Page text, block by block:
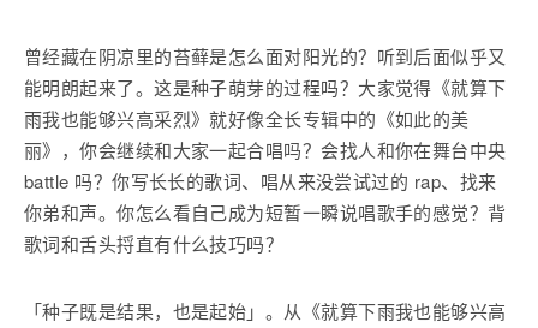
曾经藏在阴凉里的苔藓是怎么面对阳光的？听到后面似乎又
能明朗起来了。这是种子萌芽的过程吗？大家觉得《就算下
雨我也能够兴高采烈》就好像全长专辑中的《如此的美
丽》，你会继续和大家一起合唱吗？会找人和你在舞台中央
battle 吗？你写长长的歌词、唱从来没尝试过的 rap、找来
你弟和声。你怎么看自己成为短暂一瞬说唱歌手的感觉？背
歌词和舌头捋直有什么技巧吗？
「种子既是结果，也是起始」。从《就算下雨我也能够兴高